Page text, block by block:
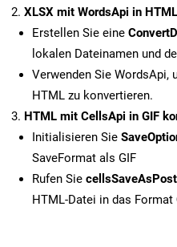
XLSX mit WordsApi in
Erstellen Sie eine
lokalen Dateinamen und
Verwenden Sie WordsApi,
HTML zu konvertieren.
HTML mit CellsApi in GIF
Initialisieren Sie
SaveFormat als GIF
Rufen Sie
HTML-Datei in das Format